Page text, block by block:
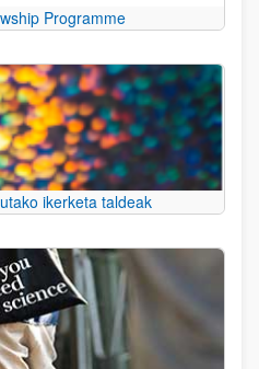
Programme
ikerketa taldeak